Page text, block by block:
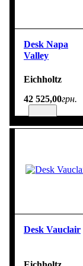
Desk Napa
Valley
Eichholtz
42 525,00грн.
Desk Vauclair